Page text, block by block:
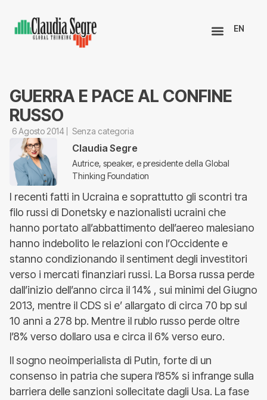
EN
GUERRA E PACE AL CONFINE
RUSSO
6 Agosto 2014 Senza categoria
Claudia Segre
Autrice, speaker, e presidente della Global
Thinking Foundation
I recenti fatti in Ucraina e soprattutto gli scontri tra
filo russi di Donetsky e nazionalisti ucraini che
hanno portato all’abbattimento dell’aereo malesiano
hanno indebolito le relazioni con l’Occidente e
stanno condizionando il sentiment degli investitori
verso i mercati finanziari russi. La Borsa russa perde
dall’inizio dell’anno circa il 14% , sui minimi del Giugno
2013, mentre il CDS si e’ allargato di circa 70 bp sul
10 anni a 278 bp. Mentre il rublo russo perde oltre
l’8% verso dollaro usa e circa il 6% verso euro.
Il sogno neoimperialista di Putin, forte di un
consenso in patria che supera l’85% si infrange sulla
barriera delle sanzioni sollecitate dagli Usa. La fase